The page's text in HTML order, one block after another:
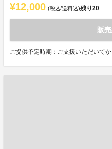
¥12,000 (税込/送料込)残り20
販
ご提供予定時期：ご支援いただいて